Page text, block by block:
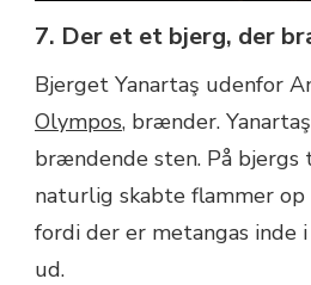
7. Der et et bjerg, der
Bjerget Yanartaş udenfor
Olympos, brænder.
brændende sten. På bjergs
naturlig skabte flammer
fordi der er metangas inde
ud.